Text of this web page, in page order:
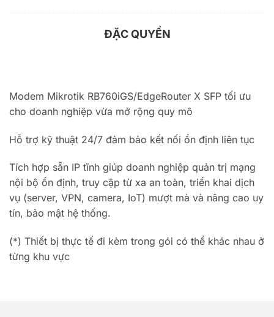
ĐẶC QUYỀN
Modem Mikrotik RB760iGS/EdgeRouter X SFP tối ưu
cho doanh nghiệp vừa mở rộng quy mô
Hỗ trợ kỹ thuật 24/7 đảm bảo kết nối ổn định liên tục
Tích hợp sẵn IP tĩnh giúp doanh nghiệp quản trị mạng
nội bộ ổn định, truy cập từ xa an toàn, triển khai dịch
vụ (server, VPN, camera, IoT) mượt mà và nâng cao uy
tín, bảo mật hệ thống.
(*) Thiết bị thực tế đi kèm trong gói có thể khác nhau ở
từng khu vực